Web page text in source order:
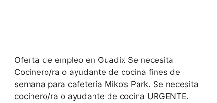
Oferta de empleo en Guadix Se necesita
Cocinero/ra o ayudante de cocina fines de
semana para cafetería Miko’s Park. Se necesita
cocinero/ra o ayudante de cocina URGENTE.